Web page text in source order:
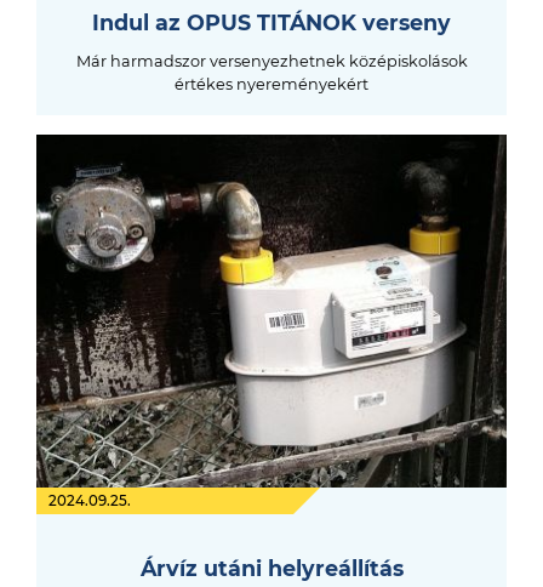
Indul az OPUS TITÁNOK verseny
Már harmadszor versenyezhetnek középiskolások
értékes nyereményekért
2024.09.25.
Árvíz utáni helyreállítás